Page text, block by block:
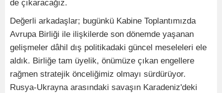
de çıkaracağız.
Değerli arkadaşlar; bugünkü Kabine Toplantımızda
Avrupa Birliği ile ilişkilerde son dönemde yaşanan
gelişmeler dâhil dış politikadaki güncel meseleleri ele
aldık. Birliğe tam üyelik, önümüze çıkan engellere
rağmen stratejik önceliğimiz olmayı sürdürüyor.
Rusya-Ukrayna arasındaki savaşın Karadeniz'deki